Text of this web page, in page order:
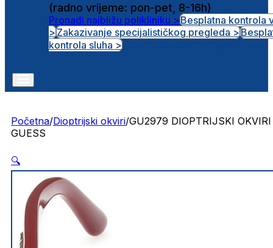
(radno vrijeme: pon-pet, 8-16h)
Pronađi najbližu polikliniku >Besplatna kontrola
>Zakazivanje specijalističkog pregleda >
kontrola sluha >
Početna/Dioptrijski okviri/GU2979 DIOPTRIJSKI OKVIRI
GUESS
🔍